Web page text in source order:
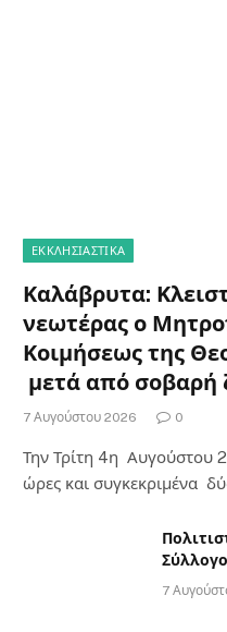
ΕΚΚΛΗΣΙΑΣΤΙΚΑ
Καλάβρυτα:
νεωτέρας ο
Κοιμήσεως της
μετά από σοβαρή
7 Αυγούστου 2026 0
Την Τρίτη 4η Αυγούστου
ώρες και συγκεκριμένα
7